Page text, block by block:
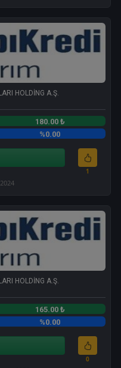
HOLDİNG A.Ş.
180.00 ₺
%0.00
1
HOLDİNG A.Ş.
165.00 ₺
%0.00
0